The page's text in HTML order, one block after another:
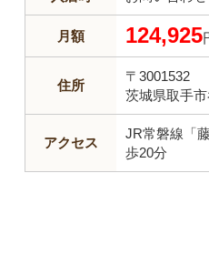
月額 124,925
住所
〒3001532
茨城県取手
アクセス
JR常磐線「
歩20分